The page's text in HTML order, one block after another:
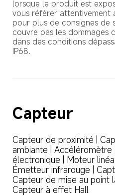
lorsque le produit est
vous référer attentivement
pour plus de consignes de
couvre pas les dommages
dans des conditions
IP68.
Capteur
Capteur de proximité |
ambiante |
électronique | Moteur
Émetteur infrarouge |
Capteur de mise au point
Capteur à effet Hall